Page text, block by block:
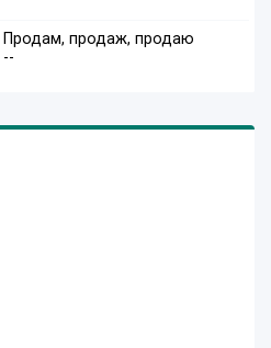
Продам, продаж, продаю
--